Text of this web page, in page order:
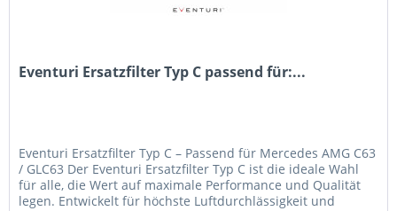
Eventuri Ersatzfilter Typ C passend für:...
Eventuri Ersatzfilter Typ C – Passend für Mercedes AMG C63
/ GLC63 Der Eventuri Ersatzfilter Typ C ist die ideale Wahl
für alle, die Wert auf maximale Performance und Qualität
legen. Entwickelt für höchste Luftdurchlässigkeit und